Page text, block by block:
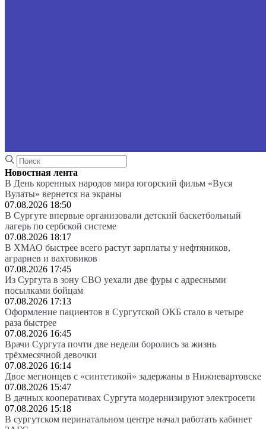
Новостная лента
В День коренных народов мира югорский фильм «Вуся
Вулаты» вернется на экраны
07.08.2026 18:50
В Сургуте впервые организовали детский баскетбольный
лагерь по сербской системе
07.08.2026 18:17
В ХМАО быстрее всего растут зарплаты у нефтяников,
аграриев и вахтовиков
07.08.2026 17:45
Из Сургута в зону СВО уехали две фуры с адресными
посылками бойцам
07.08.2026 17:13
Оформление пациентов в Сургутской ОКБ стало в четыре
раза быстрее
07.08.2026 16:45
Врачи Сургута почти две недели боролись за жизнь
трёхмесячной девочки
07.08.2026 16:14
Двое мегионцев с «синтетикой» задержаны в Нижневартовске
07.08.2026 15:47
В дачных кооперативах Сургута модернизируют электросети
07.08.2026 15:18
В сургутском перинатальном центре начал работать кабинет